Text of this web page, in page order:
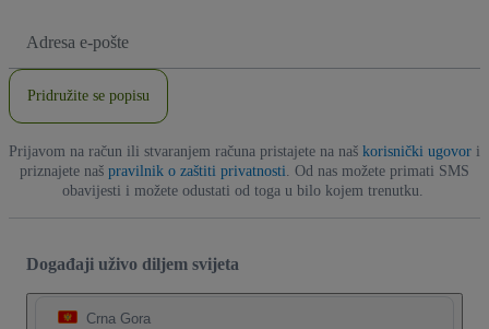
mail
Pridružite se popisu
Prijavom na račun ili stvaranjem računa pristajete na naš korisnički ugovor i
priznajete naš pravilnik o zaštiti privatnosti. Od nas možete primati SMS
obavijesti i možete odustati od toga u bilo kojem trenutku.
Događaji uživo diljem svijeta
Crna Gora